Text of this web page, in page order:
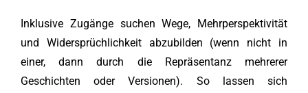
Inklusive Zugänge suchen Wege, Mehrperspektivität
und Widersprüchlichkeit abzubilden (wenn nicht in
einer, dann durch die Repräsentanz mehrerer
Geschichten oder Versionen). So lassen sich